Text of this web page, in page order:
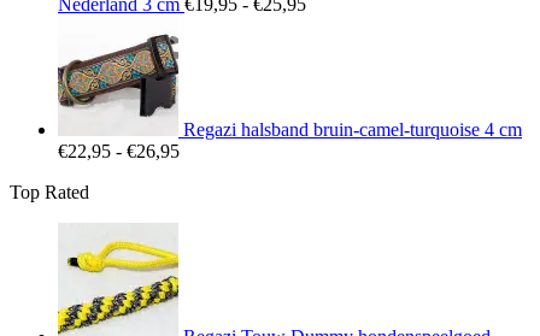
Nederland 3 cm €19,95 - €25,95
Regazi halsband bruin-camel-turquoise 4 cm
€22,95 - €26,95Prijsklasse:
Top Rated